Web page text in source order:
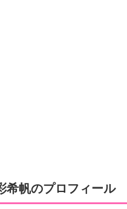
希帆のプロフィール